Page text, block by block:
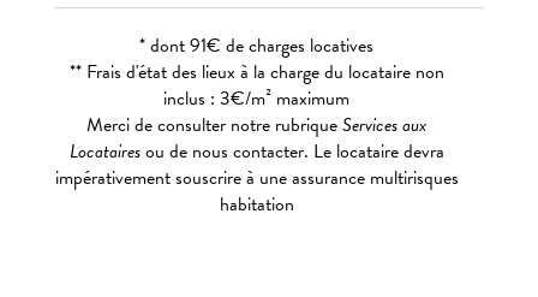
* dont 91€ de charges locatives
** Frais d'état des lieux à la charge du locataire non
inclus : 3€/m² maximum
Merci de consulter notre rubriqueServices aux
Locatairesou de nous contacter. Le locataire devra
impérativement souscrire à une assurance multirisques
habitation